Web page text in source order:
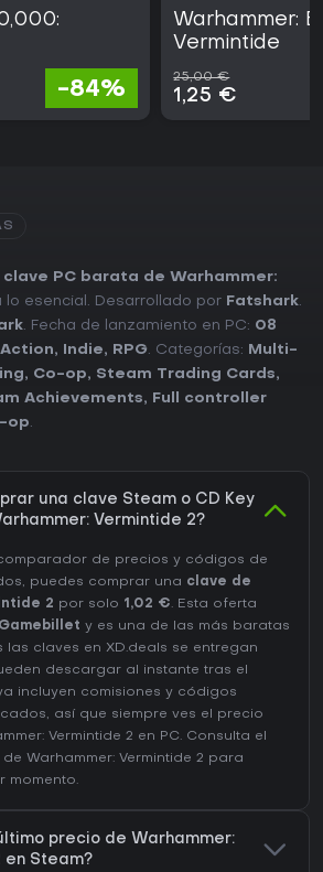
-84%
Warhammer:
Vermintide
25,00 €
1,25 €
clave PC barata de Warhammer:
lo esencial. Desarrollado por Fatshark.
. Fecha de lanzamiento en PC: 08
Action, Indie, RPG. Categorías:
Multi-
, Co-op, Steam Trading Cards,
Achievements,
Full controller
op.
una clave Steam o CD Key
Vermintide 2?
de precios y códigos de
puedes comprar una clave de
2 por solo 1,02 €. Esta oferta
Gamebillet y es una de las más baratas
las claves en XD.deals se entregan
descargar al instante tras el
incluyen comisiones y códigos
así que siempre ves el precio
Vermintide 2 en PC. Consulta el
Warhammer: Vermintide 2 para
momento.
precio de Warhammer:
en Steam?